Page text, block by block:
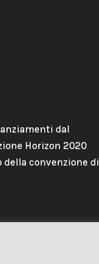
dal
Horizon 2020
convenzione di